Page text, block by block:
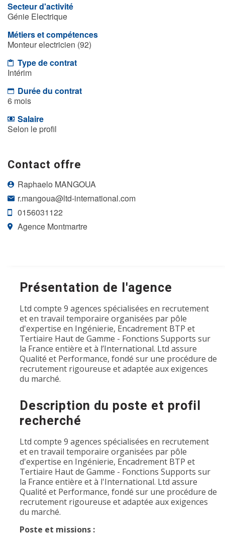
Secteur d'activité
Génie Electrique
Métiers et compétences
Monteur electricien (92)
Type de contrat
Intérim
Durée du contrat
6 mois
Salaire
Selon le profil
Contact offre
Raphaelo MANGOUA
r.mangoua@ltd-international.com
0156031122
Agence Montmartre
Présentation de l'agence
Ltd compte 9 agences spécialisées en recrutement
et en travail temporaire organisées par pôle
d'expertise en Ingénierie, Encadrement BTP et
Tertiaire Haut de Gamme - Fonctions Supports sur
la France entière et à l’International. Ltd assure
Qualité et Performance, fondé sur une procédure de
recrutement rigoureuse et adaptée aux exigences
du marché.
Description du poste et profil
recherché
Ltd compte 9 agences spécialisées en recrutement
et en travail temporaire organisées par pôle
d'expertise en Ingénierie, Encadrement BTP et
Tertiaire Haut de Gamme - Fonctions Supports sur
la France entière et à l'International. Ltd assure
Qualité et Performance, fondé sur une procédure de
recrutement rigoureuse et adaptée aux exigences
du marché.
Poste et missions :